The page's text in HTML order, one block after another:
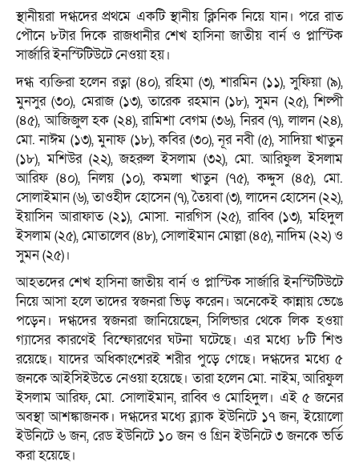
স্থানীয়রা দগ্ধদের প্রথমে একটি স্থানীয় ক্লিনিক নিয়ে যান। পরে রাত
পৌনে ৮টার দিকে রাজধানীর শেখ হাসিনা জাতীয় বার্ন ও প্লাস্টিক
সার্জারি ইনস্টিটিউটে নেওয়া হয়।
দগ্ধ ব্যক্তিরা হলেন রত্না (৪০), রহিমা (৩), শারমিন (১১), সুফিয়া (৯),
মুনসুর (৩০), মেরাজ (১৩), তারেক রহমান (১৮), সুমন (২৫), শিল্পী
(৪৫), আজিজুল হক (২৪), রামিশা বেগম (৩৬), নিরব (৭), লালন (২৪),
মো. নাঈম (১৩), মুনাফ (১৮), কবির (৩০), নূর নবী (৫), সাদিয়া খাতুন
(১৮), মশিউর (২২), জহরুল ইসলাম (৩২), মো. আরিফুল ইসলাম
আরিফ (৪০), নিলয় (১০), কমলা খাতুন (৭৫), কদ্দুস (৪৫), মো.
সোলাইমান (৬), তাওহীদ হোসেন (৭), তৈয়বা (৩), লাদেন হোসেন (২২),
ইয়াসিন আরাফাত (২১), মোসা. নারগিস (২৫), রাব্বি (১৩), মহিদুল
ইসলাম (২৫), মোতালেব (৪৮), সোলাইমান মোল্লা (৪৫), নাদিম (২২) ও
সুমন (২৫)।
আহতদের শেখ হাসিনা জাতীয় বার্ন ও প্লাস্টিক সার্জারি ইনস্টিটিউটে
নিয়ে আসা হলে তাদের স্বজনরা ভিড় করেন। অনেকেই কান্নায় ভেঙে
পড়েন। দগ্ধদের স্বজনরা জানিয়েছেন, সিলিন্ডার থেকে লিক হওয়া
গ্যাসের কারণেই বিস্ফোরণের ঘটনা ঘটেছে। এর মধ্যে ৮টি শিশু
রয়েছে। যাদের অধিকাংশেরই শরীর পুড়ে গেছে। দগ্ধদের মধ্যে ৫
জনকে আইসিইউতে নেওয়া হয়েছে। তারা হলেন মো. নাইম, আরিফুল
ইসলাম আরিফ, মো. সোলাইমান, রাব্বি ও মোহিদুল। এই ৫ জনের
অবস্থা আশঙ্কাজনক। দগ্ধদের মধ্যে ব্ল্যাক ইউনিটে ১৭ জন, ইয়োলো
ইউনিটে ৬ জন, রেড ইউনিটে ১০ জন ও গ্রিন ইউনিটে ৩ জনকে ভর্তি
করা হয়েছে।